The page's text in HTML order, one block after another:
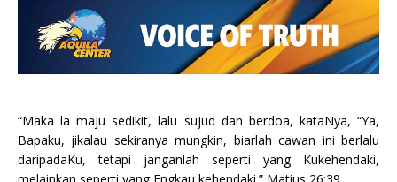
t
s
A
p
c
e
b
o
k
i
t
t
e
s
n
e
r
i
e
r
m
n
k
e
d
n
a
r
e
“Maka la maju sedikit, lalu sujud dan berdoa, kataNya, “Ya,
Bapaku, jikalau sekiranya mungkin, biarlah cawan ini berlalu
daripadaKu, tetapi janganlah seperti yang Kukehendaki,